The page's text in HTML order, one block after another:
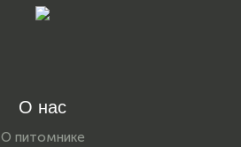
О нас
О питомнике